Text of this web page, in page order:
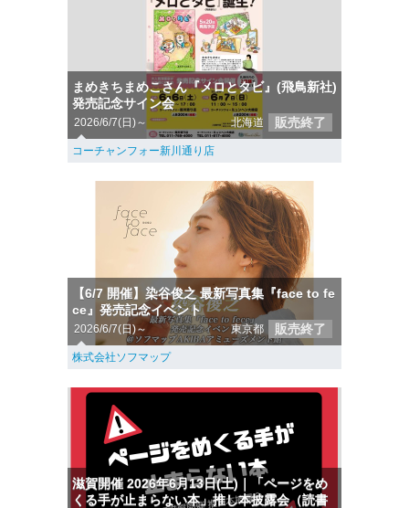
まめきちまめこさん『メロとタビ』(飛鳥新社)
発売記念サイン会
2026/6/7(日)～ 北海道 販売終了
コーチャンフォー新川通り店
【6/7 開催】染谷俊之 最新写真集『face to fe
ce』発売記念イベント
2026/6/7(日)～ 東京都 販売終了
株式会社ソフマップ
滋賀開催 2026年6月13日(土)｜「ページをめ
くる手が止まらない本」推し本披露会（読書